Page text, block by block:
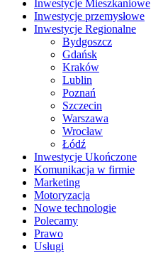
Inwestycje Mieszkaniowe
Inwestycje przemysłowe
Inwestycje Regionalne
Bydgoszcz
Gdańsk
Kraków
Lublin
Poznań
Szczecin
Warszawa
Wrocław
Łódź
Inwestycje Ukończone
Komunikacja w firmie
Marketing
Motoryzacja
Nowe technologie
Polecamy
Prawo
Usługi